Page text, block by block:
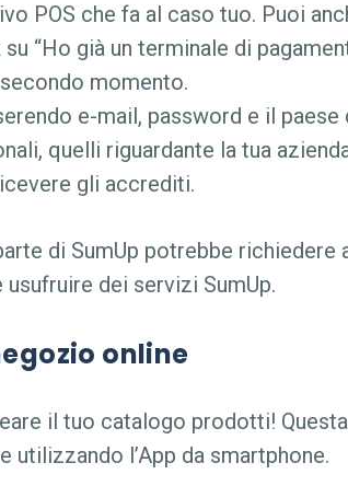
POS che fa al caso tuo. Puoi
“Ho già un terminale di
momento.
e-mail, password e il
quelli riguardante la tua
gli accrediti.
di SumUp potrebbe richiedere
dei servizi SumUp.
online
il tuo catalogo prodotti!
utilizzando l’App da smartphone.